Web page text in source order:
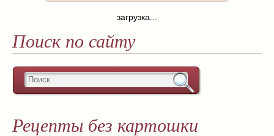
загрузка...
Поиск по сайту
Рецепты без картошки